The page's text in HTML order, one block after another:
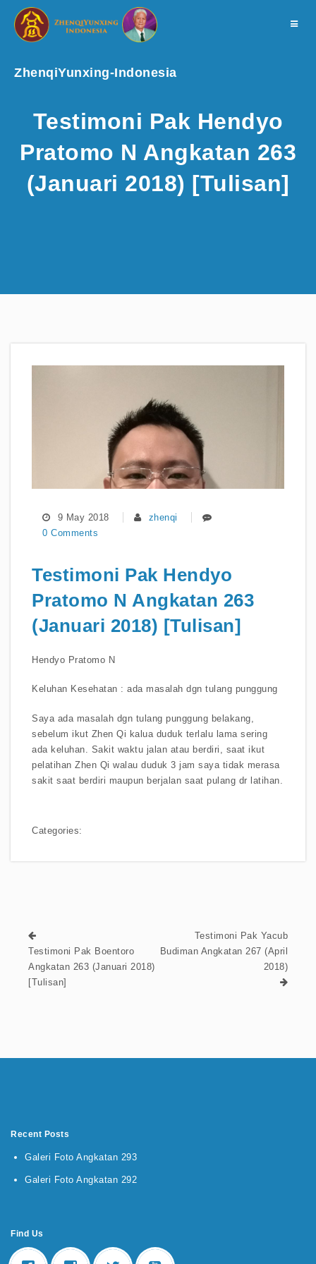
ZhenqiYunxing-Indonesia
Toggle
Testimoni Pak Hendyo
Pratomo N Angkatan 263
(Januari 2018) [Tulisan]
9 May 2018
zhenqi
0 Comments
Testimoni Pak Hendyo
Pratomo N Angkatan 263
(Januari 2018) [Tulisan]
Hendyo Pratomo N
Keluhan Kesehatan : ada masalah dgn tulang punggung
Saya ada masalah dgn tulang punggung belakang,
sebelum ikut Zhen Qi kalua duduk terlalu lama sering
ada keluhan. Sakit waktu jalan atau berdiri, saat ikut
pelatihan Zhen Qi walau duduk 3 jam saya tidak merasa
sakit saat berdiri maupun berjalan saat pulang dr latihan.
Categories:
Testimoni Pak Boentoro
Angkatan 263 (Januari 2018)
[Tulisan]
Testimoni Pak Yacub
Budiman Angkatan 267 (April
2018)
Recent Posts
Galeri Foto Angkatan 293
Galeri Foto Angkatan 292
Find Us